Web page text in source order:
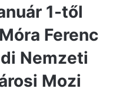
1-től
Ferenc
Nemzeti
Mozi